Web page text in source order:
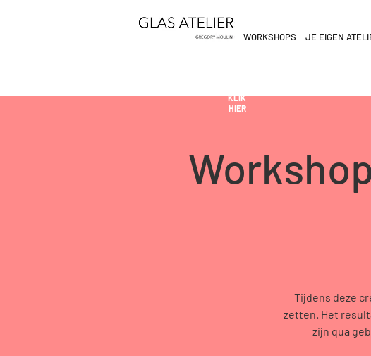
WORKSHOPS JE EIGEN
KLIK
HIER
Tijdens deze
zetten. Het
zijn qua